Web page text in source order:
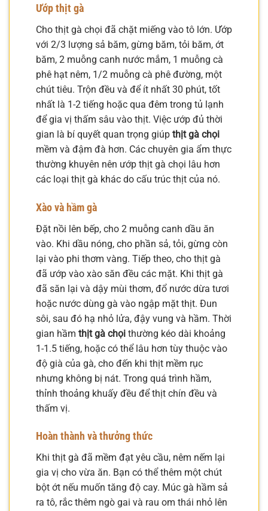
Ướp thịt gà
Cho thịt gà chọi đã chặt miếng vào tô lớn. Ướp
với 2/3 lượng sả băm, gừng băm, tỏi băm, ớt
băm, 2 muỗng canh nước mắm, 1 muỗng cà
phê hạt nêm, 1/2 muỗng cà phê đường, một
chút tiêu. Trộn đều và để ít nhất 30 phút, tốt
nhất là 1-2 tiếng hoặc qua đêm trong tủ lạnh
để gia vị thấm sâu vào thịt. Việc ướp đủ thời
gian là bí quyết quan trọng giúp thịt gà chọi
mềm và đậm đà hơn. Các chuyên gia ẩm thực
thường khuyên nên ướp thịt gà chọi lâu hơn
các loại thịt gà khác do cấu trúc thịt của nó.
Xào và hầm gà
Đặt nồi lên bếp, cho 2 muỗng canh dầu ăn
vào. Khi dầu nóng, cho phần sả, tỏi, gừng còn
lại vào phi thơm vàng. Tiếp theo, cho thịt gà
đã ướp vào xào săn đều các mặt. Khi thịt gà
đã săn lại và dậy mùi thơm, đổ nước dừa tươi
hoặc nước dùng gà vào ngập mặt thịt. Đun
sôi, sau đó hạ nhỏ lửa, đậy vung và hầm. Thời
gian hầm thịt gà chọi thường kéo dài khoảng
1-1.5 tiếng, hoặc có thể lâu hơn tùy thuộc vào
độ già của gà, cho đến khi thịt mềm rục
nhưng không bị nát. Trong quá trình hầm,
thỉnh thoảng khuấy đều để thịt chín đều và
thấm vị.
Hoàn thành và thưởng thức
Khi thịt gà đã mềm đạt yêu cầu, nêm nếm lại
gia vị cho vừa ăn. Bạn có thể thêm một chút
bột ớt nếu muốn tăng độ cay. Múc gà hầm sả
ra tô, rắc thêm ngò gai và rau om thái nhỏ lên